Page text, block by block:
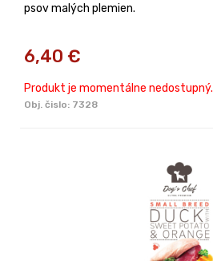
psov malých plemien.
6,40 €
Produkt je momentálne nedostupný.
Obj. čislo: 7328